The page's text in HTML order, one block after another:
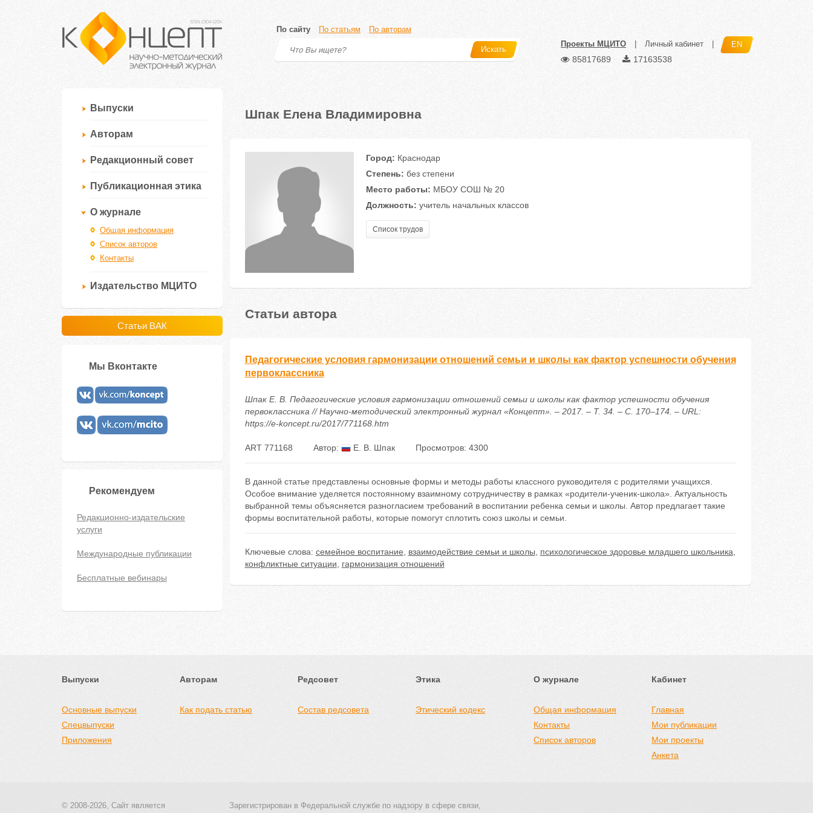
По сайту По статьям По авторам
Искать
Проекты МЦИТО Личный кабинет EN
85817689 17163538
Выпуски
Авторам
Редакционный совет
Публикационная этика
О журнале
Общая информация
Список авторов
Контакты
Издательство МЦИТО
Статьи ВАК
Мы Вконтакте
Рекомендуем
Редакционно-издательские
услуги
Международные публикации
Бесплатные вебинары
Шпак Елена Владимировна
Город: Краснодар
Степень: без степени
Место работы: МБОУ СОШ № 20
Должность: учитель начальных классов
Список трудов
Статьи автора
Педагогические условия гармонизации отношений семьи и школы как фактор успешности обучения
первоклассника
Шпак Е. В. Педагогические условия гармонизации отношений семьи и школы как фактор успешности обучения
первоклассника // Научно-методический электронный журнал «Концепт». – 2017. – Т. 34. – С. 170–174. – URL:
https://e-koncept.ru/2017/771168.htm
ART 771168 Автор: Е. В. Шпак Просмотров: 4300
В данной статье представлены основные формы и методы работы классного руководителя с родителями учащихся.
Особое внимание уделяется постоянному взаимному сотрудничеству в рамках «родители-ученик-школа». Актуальность
выбранной темы объясняется разногласием требований в воспитании ребенка семьи и школы. Автор предлагает такие
формы воспитательной работы, которые помогут сплотить союз школы и семьи.
Ключевые слова: семейное воспитание взаимодействие семьи и школы психологическое здоровье младшего школьника
конфликтные ситуации
гармонизация отношений
Выпуски
Основные выпуски
Спецвыпуски
Приложения
Авторам
Как подать статью
Редсовет
Состав редсовета
Этика
Этический кодекс
О журнале
Общая информация
Контакты
Список авторов
Кабинет
Главная
Мои публикации
Мои проекты
Анкета
© 2008-2026, Сайт является
Зарегистрирован в Федеральной службе по надзору в сфере связи,